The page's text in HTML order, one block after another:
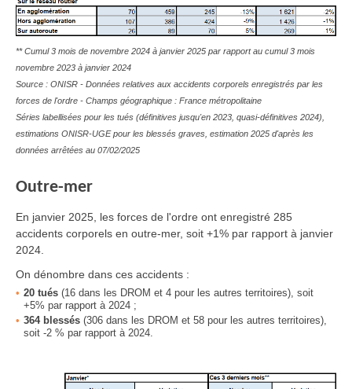
** Cumul 3 mois de novembre 2024 à janvier 2025 par rapport au cumul 3 mois
novembre 2023 à janvier 2024
Source : ONISR - Données relatives aux accidents corporels enregistrés par les
forces de l'ordre - Champs géographique : France métropolitaine
Séries labellisées pour les tués (définitives jusqu'en 2023, quasi-définitives 2024),
estimations ONISR-UGE pour les blessés graves, estimation 2025 d'après les
données arrêtées au 07/02/2025
Outre-mer
En janvier 2025 , les forces de l'ordre ont enregistré 285
accidents corporels en outre-mer, soit +1% par rapport à janvier
2024.
On dénombre dans ces accidents :
20 tués (16 dans les DROM et 4 pour les autres territoires), soit
+5% par rapport à 2024 ;
364 blessés (306 dans les DROM et 58 pour les autres territoires),
soit -2 % par rapport à 2024.